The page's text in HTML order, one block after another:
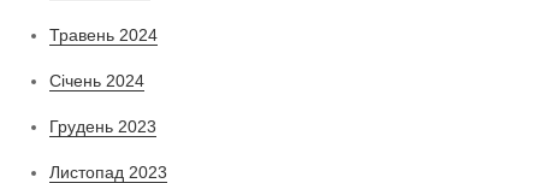
Травень 2024
Січень 2024
Грудень 2023
Листопад 2023